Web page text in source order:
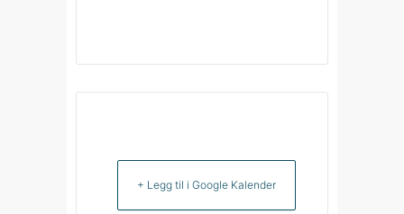
+ Legg til i Google Kalender